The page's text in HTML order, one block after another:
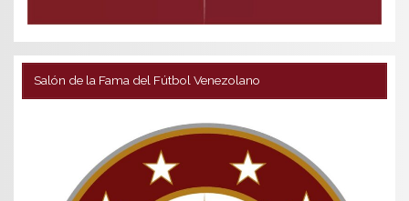
Salón de la Fama del Fútbol Venezolano